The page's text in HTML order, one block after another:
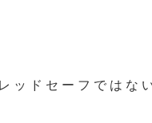
ッ ド セ ー フ で は な い